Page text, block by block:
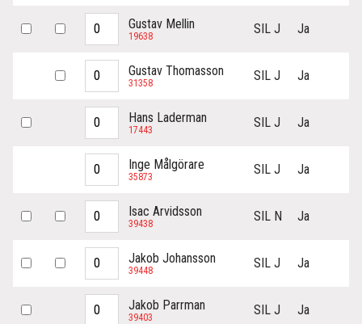
Gustav Mellin
19638 SIL J Ja
Gustav Thomasson
31358 SIL J Ja
Hans Laderman
17443 SIL J Ja
Inge Målgörare
35873 SIL J Ja
Isac Arvidsson
39438 SIL N Ja
Jakob Johansson
39448 SIL J Ja
Jakob Parrman
39403 SIL J Ja